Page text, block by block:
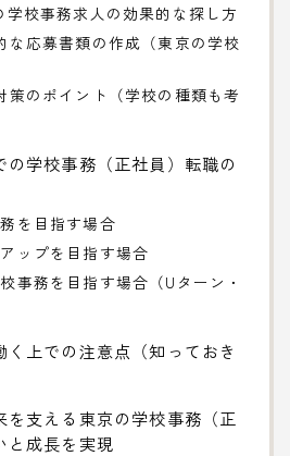
学校事務求人の効果的な探し方
な応募書類の作成（東京の学校
策のポイント（学校の種類も考
の学校事務（正社員）転職の
を目指す場合
ップを目指す場合
事務を目指す場合（Uターン・
上での注意点（知っておき
を支える東京の学校事務（正
と成長を実現